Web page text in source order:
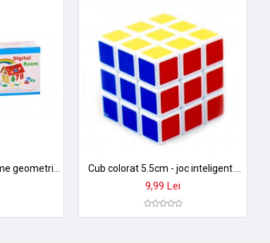
Casa din lemn cu forme geometrice si cifre - Jucarie puzzle educativa pentru copii! Cub colorat 5.5cm - joc inteligent si creativ
9,99 Lei